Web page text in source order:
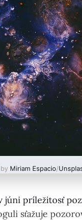
Miriam Espacio/
júni príležitosť
sťažuje